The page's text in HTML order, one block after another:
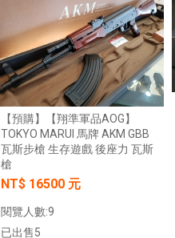
【預購】【翔準軍品AOG】
TOKYO MARUI 馬牌 AKM GBB
瓦斯步槍 生存遊戲 後座力 瓦斯
槍
NT$ 16500 元
閱覽人數:9
已出售5